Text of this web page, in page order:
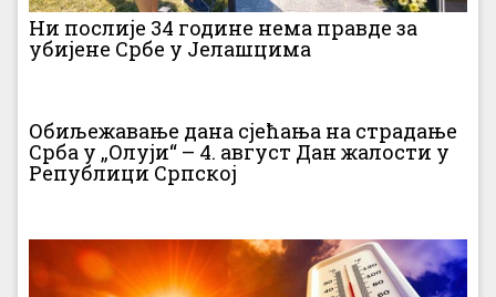
Ни послије 34 године нема правде за
убијене Србе у Јелашцима
Обиљежавање дана сјећања на страдање
Срба у „Олуји“ – 4. август Дан жалости у
Републици Српској